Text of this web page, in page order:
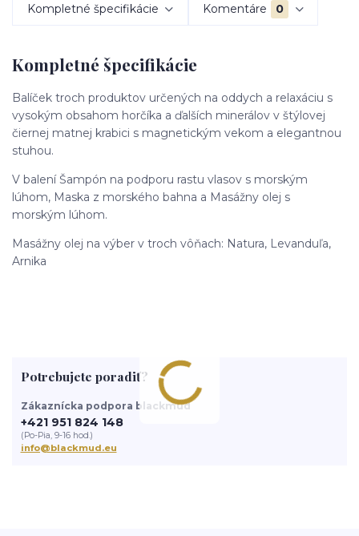
Kompletné špecifikácie Komentáre 0
Kompletné špecifikácie
Balíček troch produktov určených na oddych a relaxáciu s
vysokým obsahom horčíka a ďalších minerálov v štýlovej
čiernej matnej krabici s magnetickým vekom a elegantnou
stuhou.
V balení Šampón na podporu rastu vlasov s morským
lúhom, Maska z morského bahna a Masážny olej s
morským lúhom.
Masážny olej na výber v troch vôňach: Natura, Levanduľa,
Arnika
Potrebujete poradiť?
Zákaznícka podpora blackmud
+421 951 824 148
(Po-Pia, 9-16 hod.)
info@blackmud.eu